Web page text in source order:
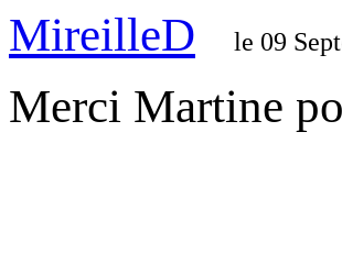
MireilleD le 09
Merci Martine